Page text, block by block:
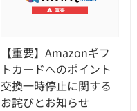
【重要】Amazonギフ
トカードへのポイント
交換一時停止に関する
お詫びとお知らせ